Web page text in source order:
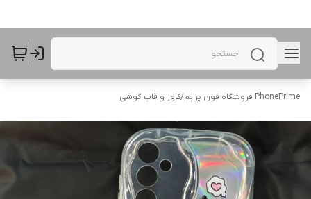
PhonePrime فروشگاه فون پرایم /کاور و قاب گوشی